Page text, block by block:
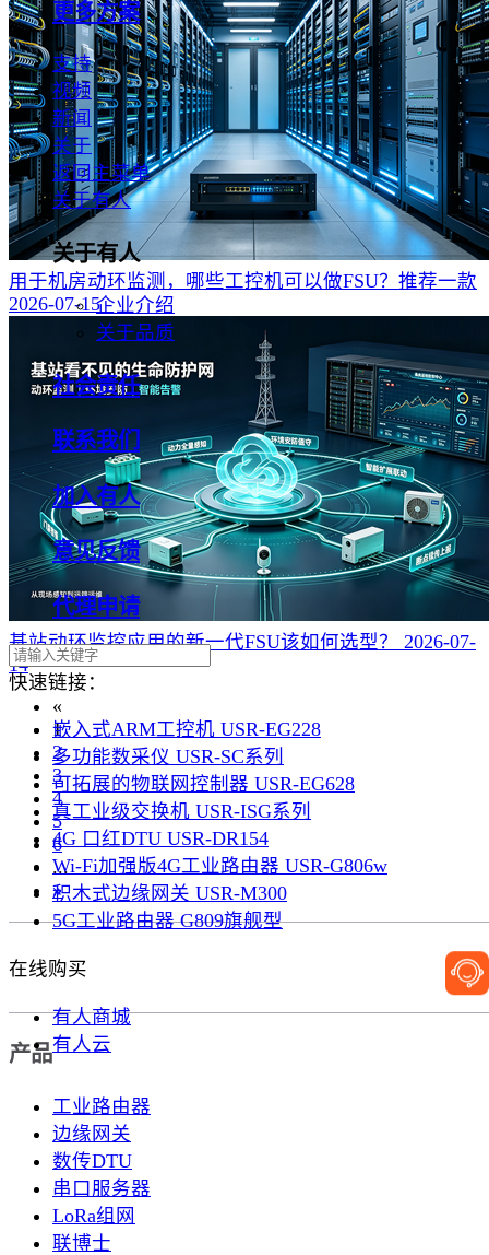
更多方案
支持
视频
新闻
关于
返回主菜单
关于有人
关于有人
企业介绍
关于品质
社会责任
联系我们
加入有人
意见反馈
代理申请
快速链接：
嵌入式ARM工控机 USR-EG228
多功能数采仪 USR-SC系列
可拓展的物联网控制器 USR-EG628
真工业级交换机 USR-ISG系列
4G 口红DTU USR-DR154
Wi-Fi加强版4G工业路由器 USR-G806w
积木式边缘网关 USR-M300
5G工业路由器 G809旗舰型
在线购买
有人商城
有人云
用于机房动环监测，哪些工控机可以做FSU？推荐一款
2026-07-15
基站动环监控应用的新一代FSU该如何选型？
2026-07-
14
«
1
2
3
4
5
6
...
»
产品
工业路由器
边缘网关
数传DTU
串口服务器
LoRa组网
联博士